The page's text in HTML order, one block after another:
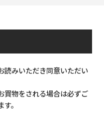
読みいただき同意いただい
買物をされる場合は必ずご
。